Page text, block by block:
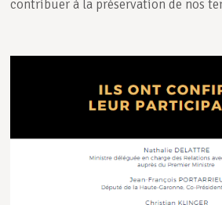
contribuer à la préservation de nos